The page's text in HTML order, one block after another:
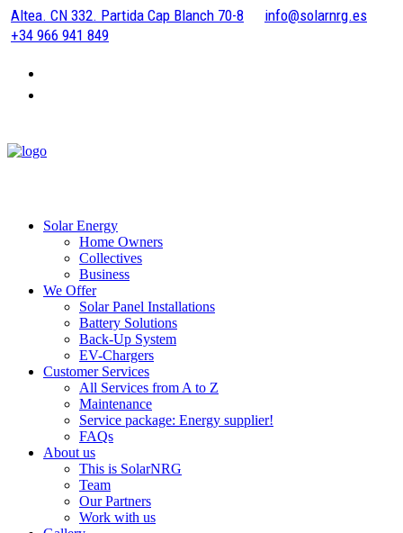
Altea. CN 332. Partida Cap Blanch 70-8
info@solarnrg.es
+34 966 941 849
Solar Energy
Home Owners
Collectives
Business
We Offer
Solar Panel Installations
Battery Solutions
Back-Up System
EV-Chargers
Customer Services
All Services from A to Z
Maintenance
Service package: Energy supplier!
FAQs
About us
This is SolarNRG
Team
Our Partners
Work with us